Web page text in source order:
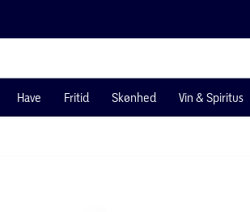
Have Fritid Skønhed Vin & Spiritus